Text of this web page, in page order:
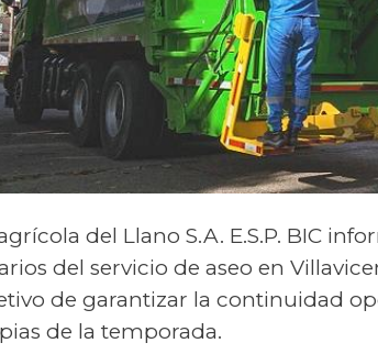
del Llano S.A. E.S.P. BIC
del servicio de aseo en
de garantizar la continuidad
de la temporada.